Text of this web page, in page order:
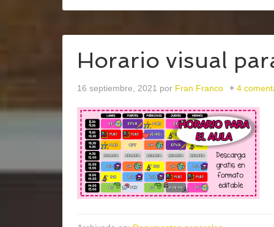
Horario visual
16 septiembre, 2021 por Fran Franco 4